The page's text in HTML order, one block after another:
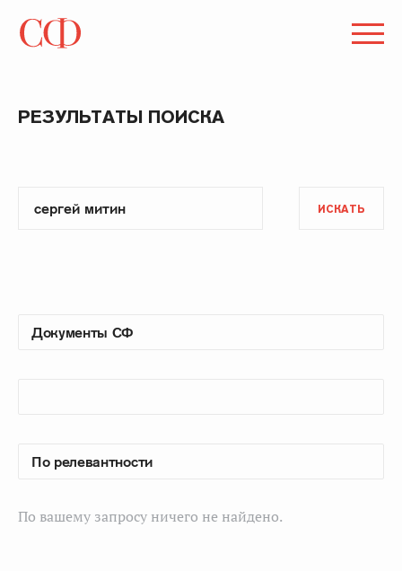
РЕЗУЛЬТАТЫ ПОИСКА
ИСКАТЬ
По вашему запросу ничего не найдено.